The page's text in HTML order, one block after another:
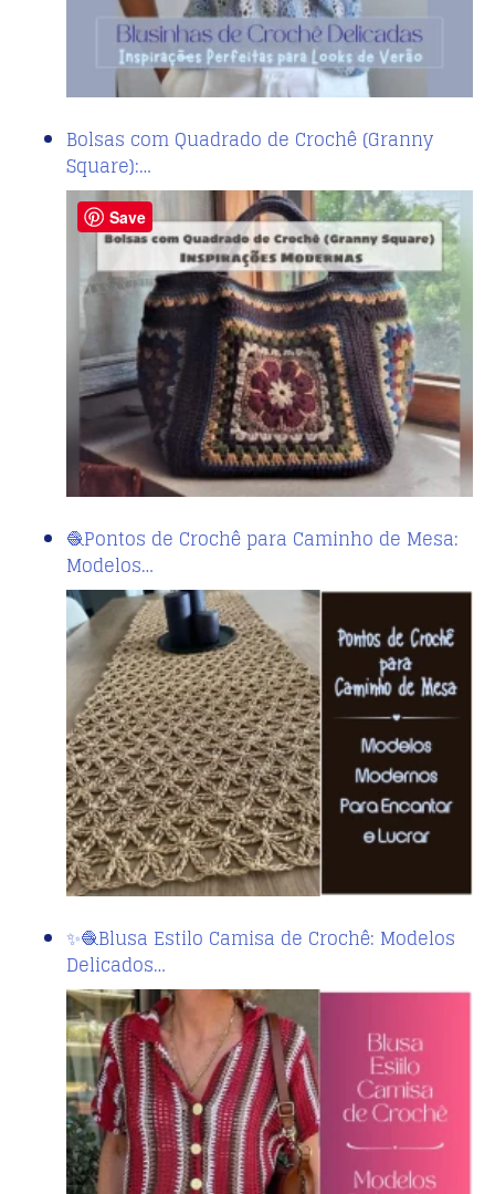
Bolsas com Quadrado de Crochê (Granny
Square):…
🧶Pontos de Crochê para Caminho de Mesa:
Modelos…
✨🧶Blusa Estilo Camisa de Crochê: Modelos
Delicados…
Save